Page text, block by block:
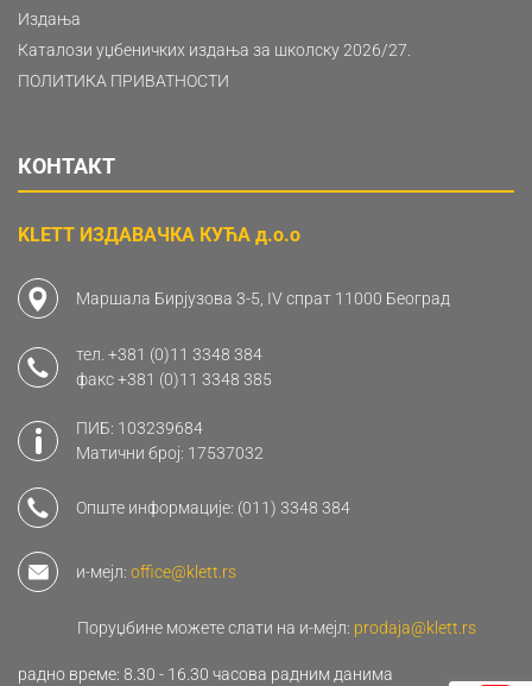
Издања
Каталози уџбеничких издања за школску 2026/27.
ПОЛИТИКА ПРИВАТНОСТИ
КОНТАКТ
KLETT ИЗДАВАЧКА КУЋА д.о.о
Маршала Бирјузова 3-5, IV спрат 11000 Београд
тел. +381 (0)11 3348 384
факс+381 (0)11 3348 385
ПИБ: 103239684
Матични број: 17537032
Опште информације: (011) 3348 384
и-мејл: office@klett.rs
Поруџбине можете слати на и-мејл: prodaja@klett.rs
радно време: 8.30 - 16.30 часова радним данима